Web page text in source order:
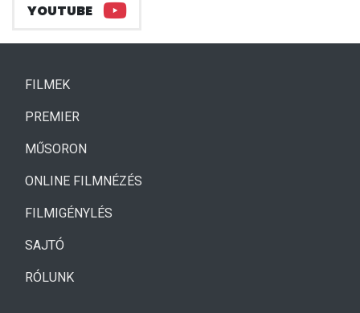
YOUTUBE
FILMEK(CURRENT)
PREMIER
MŰSORON
ONLINE FILMNÉZÉS
FILMIGÉNYLÉS
SAJTÓ
RÓLUNK